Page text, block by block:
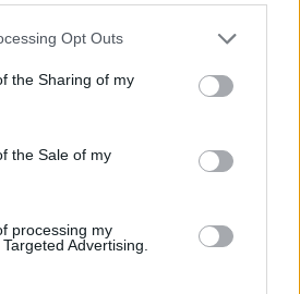
Opt Outs
the Sharing of my
the Sale of my
processing my
Advertising.
ΕΛΛΆΔΑ
αποδεικτικά ικανότητας &